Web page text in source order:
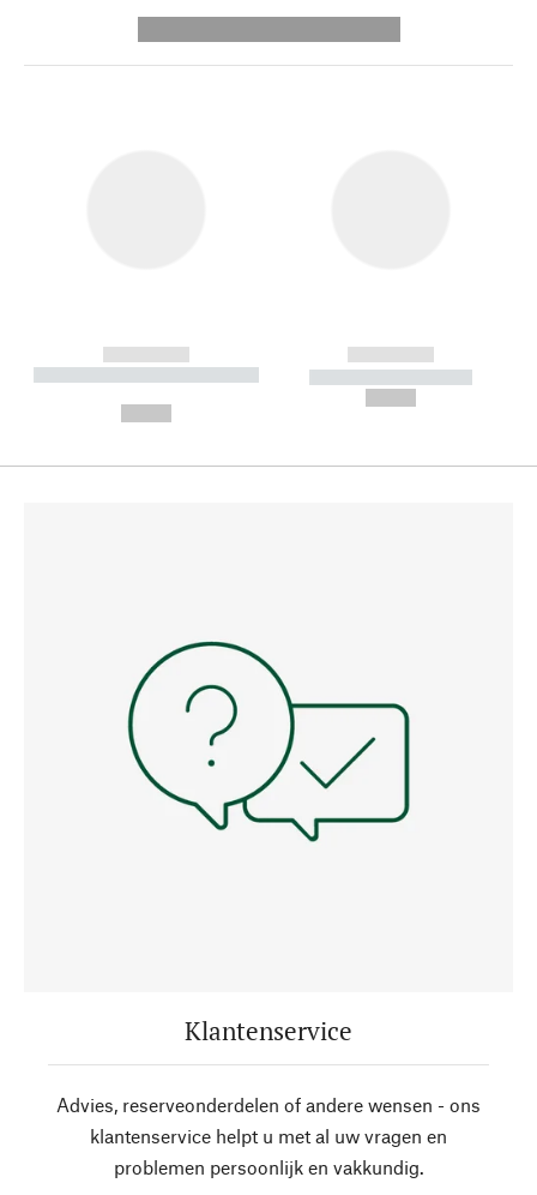
------------
----------- ----------- --------
------------
----------- -----------
Klantenservice
Advies, reserveonderdelen of andere wensen - ons
klantenservice helpt u met al uw vragen en
problemen persoonlijk en vakkundig.